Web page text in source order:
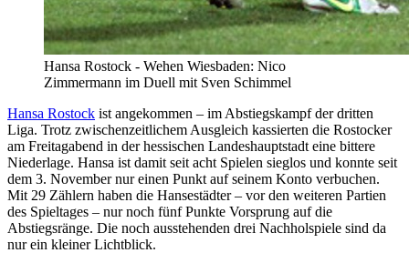
Hansa Rostock - Wehen Wiesbaden: Nico
Zimmermann im Duell mit Sven Schimmel
Hansa Rostock ist angekommen – im Abstiegskampf der dritten
Liga. Trotz zwischenzeitlichem Ausgleich kassierten die Rostocker
am Freitagabend in der hessischen Landeshauptstadt eine bittere
Niederlage. Hansa ist damit seit acht Spielen sieglos und konnte seit
dem 3. November nur einen Punkt auf seinem Konto verbuchen.
Mit 29 Zählern haben die Hansestädter – vor den weiteren Partien
des Spieltages – nur noch fünf Punkte Vorsprung auf die
Abstiegsränge. Die noch ausstehenden drei Nachholspiele sind da
nur ein kleiner Lichtblick.